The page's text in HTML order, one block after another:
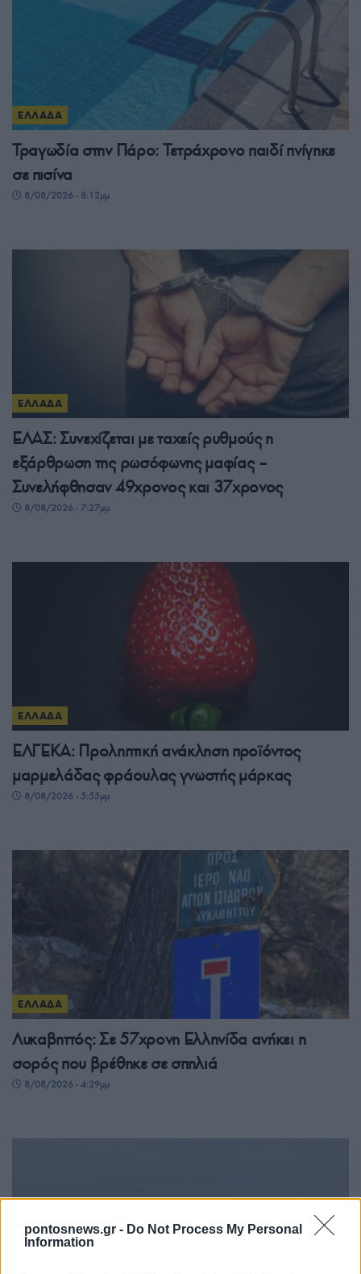
pontosnews.gr - Do Not Process My Personal
Information
ΕΛΛΑΔΑ
Τραγωδία στην Πάρο: Τετράχρονο παιδί πνίγηκε
σε πισίνα
8/08/2026 - 8:12μμ
ΕΛΛΑΔΑ
ΕΛΑΣ: Συνεχίζεται με ταχείς ρυθμούς η
εξάρθρωση της ρωσόφωνης μαφίας –
Συνελήφθησαν 49χρονος και 37χρονος
8/08/2026 - 7:27μμ
ΕΛΛΑΔΑ
ΕΛΓΕΚΑ: Προληπτική ανάκληση προϊόντος
μαρμελάδας φράουλας γνωστής μάρκας
8/08/2026 - 5:55μμ
ΕΛΛΑΔΑ
Λυκαβηττός: Σε 57χρονη Ελληνίδα ανήκει η
σορός που βρέθηκε σε σπηλιά
8/08/2026 - 4:29μμ